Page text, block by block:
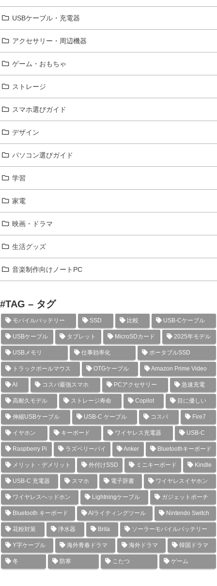
USBケーブル・充電器
アクセサリー・周辺機器
ゲーム・おもちゃ
ストレージ
スマホ選びガイド
デザイン
パソコン選びガイド
学習
家電
映画・ドラマ
生活グッズ
音楽制作向けノートPC
#TAG – タグ
モバイルバッテリー SSD 比較 USB-Cケーブル
USBケーブル タブレット MicroSDカード 2025年モデル
USBメモリ 仕事効率化 ポータブルSSD
トラックボールマウス OTGケーブル Amazon Prime Video
AI コスパ最強スマホ PCアクセサリー 急速充電
高耐久モデル ストレージ寿命 Copilot 目に優しい
伸縮USBケーブル USB-C ケーブル コスパ Fire7
イヤホン キーボード ワイヤレス充電器 USB-C
Raspberry Pi ラズベリーパイ Anker Bluetoothキーボード
メリット・デメリット 外付けSSD ミニキーボード Kindle
USB-C 充電器 スマホ 電子辞書 ワイヤレスイヤホン
ワイヤレスヘッドホン Lightningケーブル ガジェットポーチ
Bluetooth キーボード AIライティングツール Nintendo Switch
花粉対策 浄水器 Brita ソーラーモバイルバッテリー
Y字ケーブル 海外青春ドラマ 海外ドラマ 韓国ドラマ
冬 防寒 こたつ ゲーム